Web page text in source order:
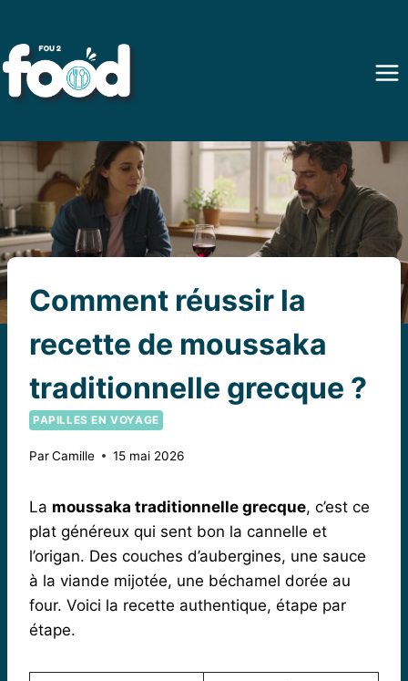
contenu
Comment réussir la
recette de moussaka
traditionnelle grecque ?
PAPILLES EN VOYAGE
ParCamille 15 mai 2026
La moussaka traditionnelle grecque, c’est ce
plat généreux qui sent bon la cannelle et
l’origan. Des couches d’aubergines, une sauce
à la viande mijotée, une béchamel dorée au
four. Voici la recette authentique, étape par
étape.